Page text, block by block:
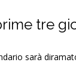
tre
sarà